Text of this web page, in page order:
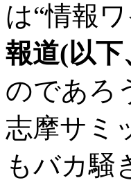
は“情報
報道(以
のであろ
志摩サミ
もバカ騒